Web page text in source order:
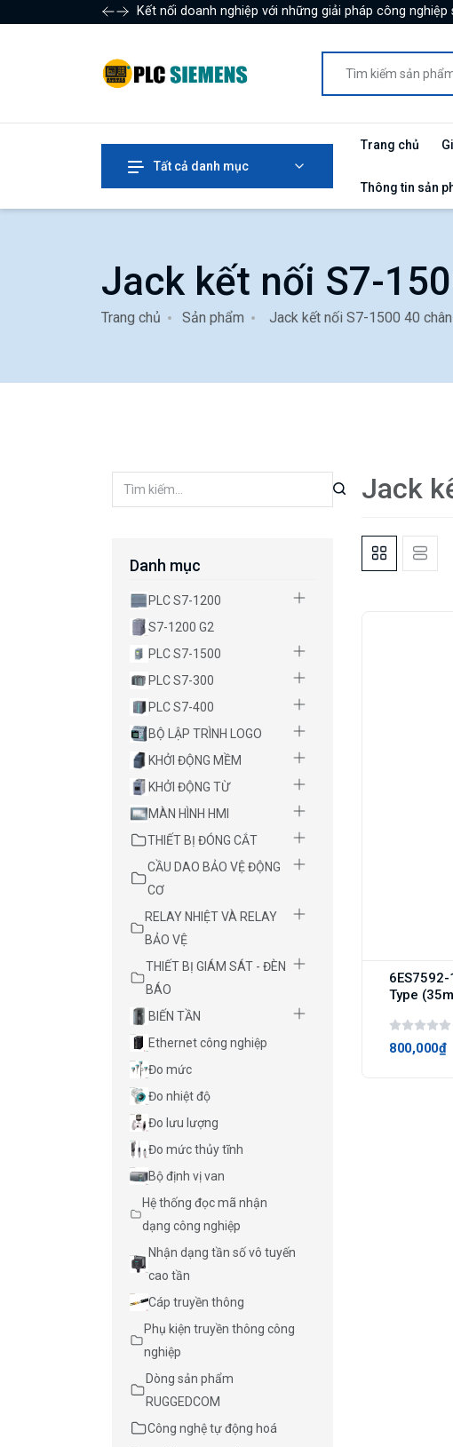
Kết nối doanh nghiệp với những giải pháp công nghiệp
Tất cả danh mục
Trang chủ
Thông tin sản
Jack kết nối S7-
Trang chủ Sản phẩm Jack kết nối S7-1500 40 chân
Danh mục
PLC S7-1200
S7-1200 G2
PLC S7-1500
PLC S7-300
PLC S7-400
BỘ LẬP TRÌNH LOGO
KHỞI ĐỘNG MỀM
KHỞI ĐỘNG TỪ
MÀN HÌNH HMI
THIẾT BỊ ĐÓNG CẮT
CẦU DAO BẢO VỆ ĐỘNG
CƠ
RELAY NHIỆT VÀ RELAY
BẢO VỆ
THIẾT BỊ GIÁM SÁT - ĐÈN
BÁO
BIẾN TẦN
Ethernet công nghiệp
Đo mức
Đo nhiệt độ
Đo lưu lượng
Đo mức thủy tĩnh
Bộ định vị van
Hệ thống đọc mã nhận
dạng công nghiệp
Nhận dạng tần số vô tuyến
cao tần
Cáp truyền thông
Phụ kiện truyền thông công
nghiệp
Dòng sản phẩm
RUGGEDCOM
Công nghệ tự động hoá
Jack
Type
800,000₫